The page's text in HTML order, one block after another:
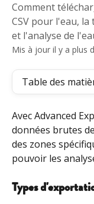
Comment
CSV pour l'eau,
et l'analyse de
Mis à jour il y a plus
Table des
Avec Advanced
données brutes
des zones
pouvoir les
Types